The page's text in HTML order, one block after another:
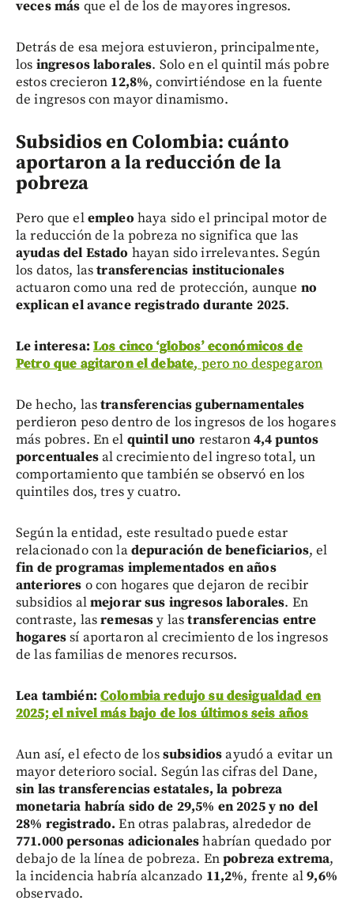
veces más que el de los de mayores ingresos.
Detrás de esa mejora estuvieron, principalmente,
los ingresos laborales. Solo en el quintil más pobre
estos crecieron 12,8%, convirtiéndose en la fuente
de ingresos con mayor dinamismo.
Subsidios en Colombia: cuánto
aportaron a la reducción de la
pobreza
Pero que elempleo haya sido el principal motor de
la reducción de la pobreza no significa que las
ayudas del Estado hayan sido irrelevantes. Según
los datos, lastransferencias institucionales
actuaron como una red de protección, aunque no
explican el avance registrado durante 2025.
Le interesa: Los cinco ‘globos’ económicos de
Petro que agitaron el debate, pero no despegaron
De hecho, lastransferencias gubernamentales
perdieron peso dentro de los ingresos de los hogares
más pobres. En el quintil uno restaron4,4 puntos
porcentualesal crecimiento del ingreso total, un
comportamiento que también se observó en los
quintiles dos, tres y cuatro.
Según la entidad, este resultado puede estar
relacionado con ladepuración de beneficiarios, el
fin de programas implementados en años
anteriores o con hogares que dejaron de recibir
subsidios almejorar sus ingresos laborales. En
contraste, lasremesasy lastransferencias entre
hogaressí aportaron al crecimiento de los ingresos
de las familias de menores recursos.
Lea también: Colombia redujo su desigualdad en
2025; el nivel más bajo de los últimos seis años
Aun así, el efecto de lossubsidiosayudó a evitar un
mayor deterioro social. Según las cifras del Dane,
sin las transferencias estatales, la pobreza
monetaria habría sido de 29,5% en 2025 y no del
28% registrado.En otras palabras, alrededor de
771.000 personas adicionaleshabrían quedado por
debajo de la línea de pobreza. Enpobreza extrema,
la incidencia habría alcanzado 11,2%, frente al9,6%
observado.